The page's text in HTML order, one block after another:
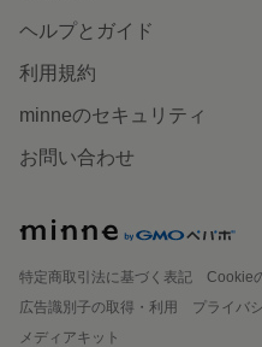
ヘルプとガイド
利用規約
minneのセキュリティ
お問い合わせ
特定商取引法に基づく表記
Cookie
広告識別子の取得・利用
プライバ
メディアキット